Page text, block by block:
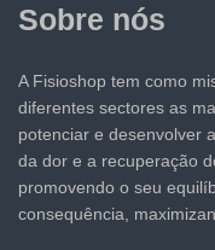
Sobre nós
A Fisioshop tem como
diferentes sectores as
potenciar e desenvolver
da dor e a recuperação
promovendo o seu
consequência,